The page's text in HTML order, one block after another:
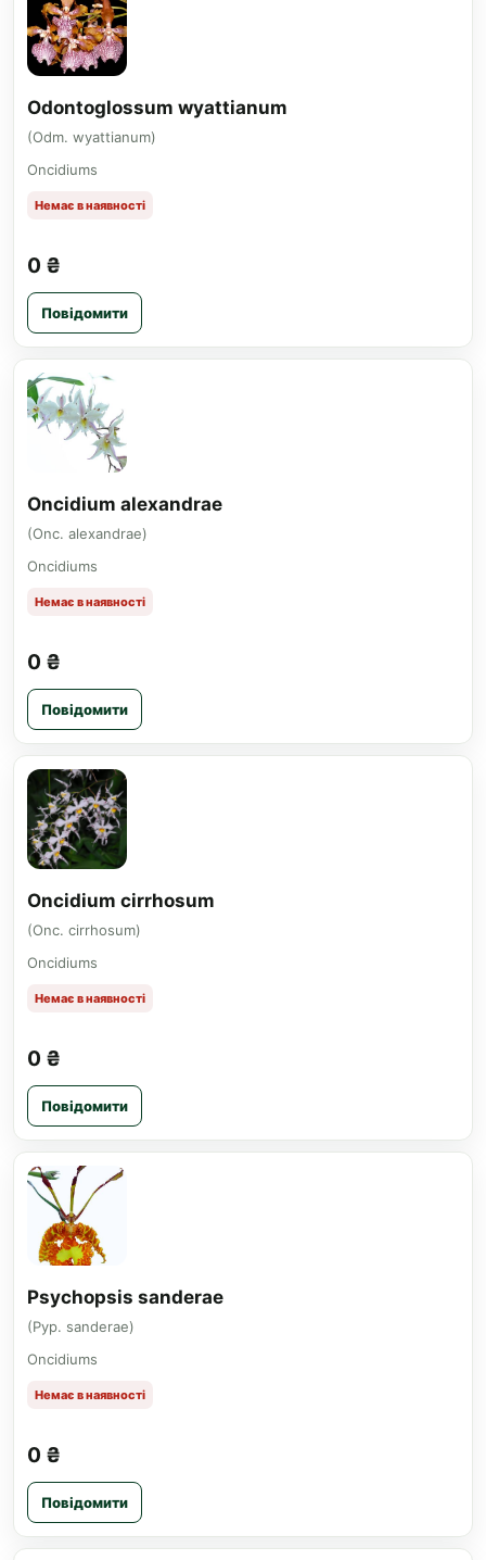
Odontoglossum wyattianum
(Odm. wyattianum)
Oncidiums
Немає в наявності
0 ₴
Повідомити
Oncidium alexandrae
(Onc. alexandrae)
Oncidiums
Немає в наявності
0 ₴
Повідомити
Oncidium cirrhosum
(Onc. cirrhosum)
Oncidiums
Немає в наявності
0 ₴
Повідомити
Psychopsis sanderae
(Pyp. sanderae)
Oncidiums
Немає в наявності
0 ₴
Повідомити